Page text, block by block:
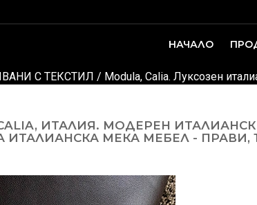
НАЧАЛО
С ТЕКСТИЛ / Modula, Calia. Луксозен
ИТАЛИЯ. МОДЕРЕН
ИТАЛИАНСКА МЕКА МЕБЕЛ -